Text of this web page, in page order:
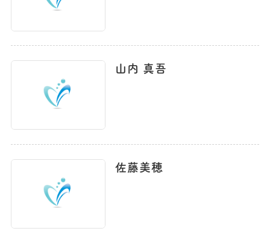
山内 真吾
佐藤美穂